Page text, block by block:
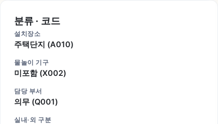
분류 · 코드
설치장소
주택단지 (A010)
물놀이 기구
미포함 (X002)
담당 부서
의무 (Q001)
실내·외 구분